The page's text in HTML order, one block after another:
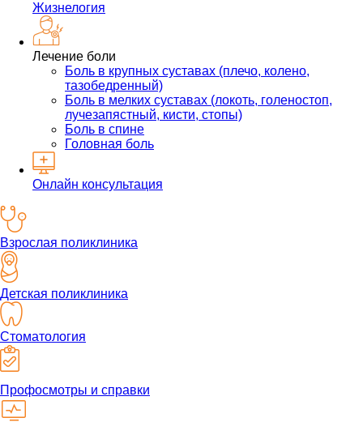
Жизнелогия
Лечение боли
Боль в крупных суставах (плечо, колено,
тазобедренный)
Боль в мелких суставах (локоть, голеностоп,
лучезапястный, кисти, стопы)
Боль в спине
Головная боль
Онлайн консультация
Взрослая поликлиника
Детская поликлиника
Стоматология
Профосмотры и справки